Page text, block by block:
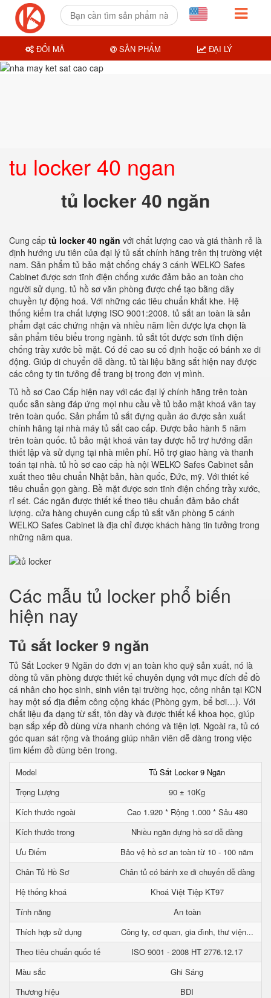
tu locker 40 ngan
tủ locker 40 ngăn
Cung cấp tủ locker 40 ngăn với chất lượng cao và giá thành rẻ là
định hướng ưu tiên của đại lý tủ sắt chính hãng trên thị trường việt
nam. Sản phẩm tủ bảo mật chống cháy 3 cánh WELKO Safes
Cabinet được sơn tĩnh điện chống xước đảm bảo an toàn cho
người sử dụng. tủ hồ sơ văn phòng được chế tạo bằng dây
chuyền tự động hoá. Với những các tiêu chuẩn khắt khe. Hệ
thống kiểm tra chất lượng ISO 9001:2008. tủ sắt an toàn là sản
phẩm đạt các chứng nhận và nhiều năm liền được lựa chọn là
sản phẩm tiêu biểu trong ngành. tủ sắt tốt được sơn tĩnh điện
chống trầy xước bề mặt. Có đế cao su cố định hoặc có bánh xe di
động. Giúp di chuyển dễ dàng. tủ tài liệu bằng sắt hiện nay được
các công ty tin tưởng để trang bị trong đơn vị mình.
Tủ hồ sơ Cao Cấp hiện nay với các đại lý chính hãng trên toàn
quốc sẵn sàng đáp ứng mọi nhu cầu về tủ bảo mật khoá vân tay
trên toàn quốc. Sản phẩm tủ sắt đựng quần áo được sản xuất
chính hãng tại nhà máy tủ sắt cao cấp. Được bảo hành 5 năm
trên toàn quốc. tủ bảo mật khoá vân tay được hỗ trợ hướng dẫn
thiết lập và sử dụng tại nhà miễn phí. Hỗ trợ giao hàng và thanh
toán tại nhà. tủ hồ sơ cao cấp hà nội WELKO Safes Cabinet sản
xuất theo tiêu chuẩn Nhật bản, hàn quốc, Đức, mỹ. Với thiết kế
tiêu chuẩn gọn gàng. Bề mặt được sơn tĩnh điện chống trầy xước,
rỉ sét. Các ngăn được thiết kế theo tiêu chuẩn đảm bảo chất
lượng. cửa hàng chuyên cung cấp tủ sắt văn phòng 5 cánh
WELKO Safes Cabinet là địa chỉ được khách hàng tin tưởng trong
những năm qua.
Các mẫu tủ locker phổ biến
hiện nay
Tủ sắt locker 9 ngăn
Tủ Sắt Locker 9 Ngăn do đơn vị an toàn kho quỹ sản xuất, nó là
dòng tủ văn phòng được thiết kế chuyên dụng với mục đích để đồ
cá nhân cho học sinh, sinh viên tại trường học, công nhân tại KCN
hay một số địa điểm công cộng khác (Phòng gym, bể bơi…). Với
chất liệu đa dạng từ sắt, tôn dày và được thiết kế khoa học, giúp
bạn sắp xếp đồ dùng vừa nhanh chóng và tiện lợi. Ngoài ra, tủ có
góc quan sát rộng và thoáng giúp nhân viên dễ dàng trong việc
tìm kiếm đồ dùng bên trong.
Model
Tủ Sắt Locker 9 Ngăn
Trọng Lượng
90 ± 10Kg
Kích thước ngoài
Cao 1.920 * Rộng 1.000 * Sâu 480
Kích thước trong
Nhiều ngăn đựng hồ sơ dễ dàng
Ưu Điểm
Bảo vệ hồ sơ an toàn từ 10 - 100 năm
Chân Tủ Hồ Sơ
Chân tủ có bánh xe di chuyển dễ dàng
Hệ thống khoá
Khoá Việt Tiệp KT97
Tính năng
An toàn
Thích hợp sử dụng
Công ty, cơ quan, gia đình, thư viện...
Theo tiêu chuẩn quốc tế
ISO 9001 - 2008 HT 2776.12.17
Màu sắc
Ghi Sáng
Thương hiệu
BDI
ĐỔI MÃ SẢN PHẨM ĐẠI LÝ